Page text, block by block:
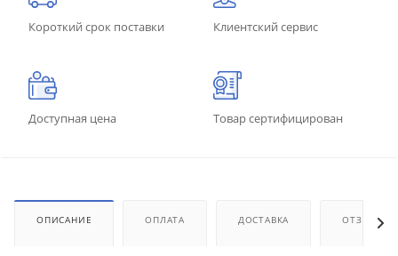
Короткий срок поставки Клиентский сервис
Доступная цена Товар сертифицирован
ОПИСАНИЕ ОПЛАТА ДОСТАВКА ОТЗЫВЫ